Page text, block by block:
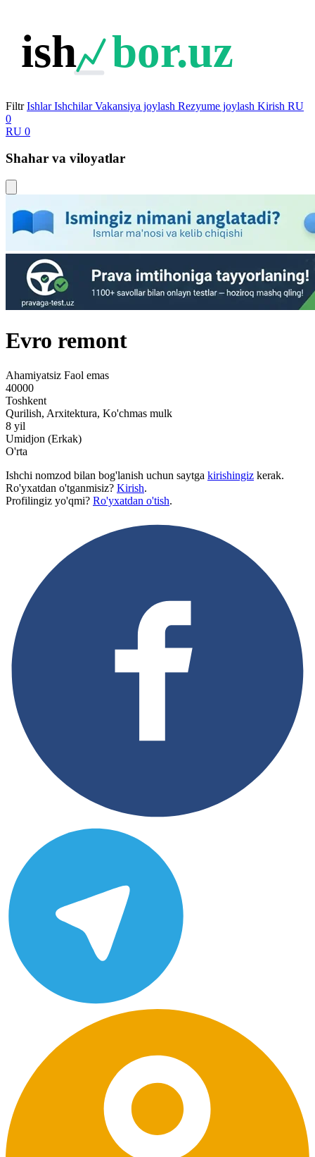
ish bor.uz
Filtr Ishlar Ishchilar Vakansiya joylash Rezyume joylash Kirish RU
0
RU 0
Shahar va viloyatlar
Evro remont
Ahamiyatsiz Faol emas
40000
Toshkent
Qurilish, Arxitektura, Ko'chmas mulk
8 yil
Umidjon (Erkak)
O'rta
Ishchi nomzod bilan bog'lanish uchun saytga kirishingiz kerak.
Ro'yxatdan o'tganmisiz? Kirish.
Profilingiz yo'qmi? Ro'yxatdan o'tish.